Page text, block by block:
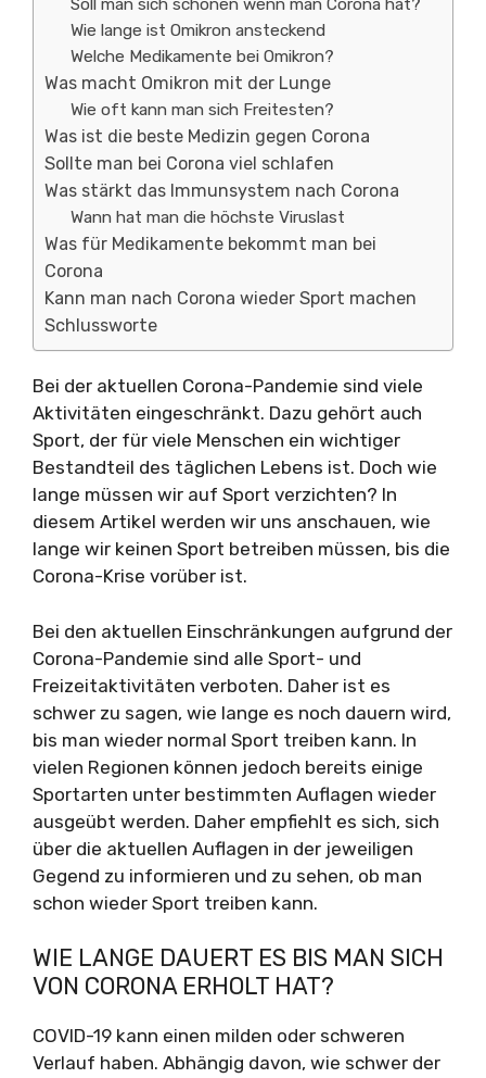
Soll man sich schonen wenn man Corona hat?
Wie lange ist Omikron ansteckend
Welche Medikamente bei Omikron?
Was macht Omikron mit der Lunge
Wie oft kann man sich Freitesten?
Was ist die beste Medizin gegen Corona
Sollte man bei Corona viel schlafen
Was stärkt das Immunsystem nach Corona
Wann hat man die höchste Viruslast
Was für Medikamente bekommt man bei
Corona
Kann man nach Corona wieder Sport machen
Schlussworte
Bei der aktuellen Corona-Pandemie sind viele
Aktivitäten eingeschränkt. Dazu gehört auch
Sport, der für viele Menschen ein wichtiger
Bestandteil des täglichen Lebens ist. Doch wie
lange müssen wir auf Sport verzichten? In
diesem Artikel werden wir uns anschauen, wie
lange wir keinen Sport betreiben müssen, bis die
Corona-Krise vorüber ist.
Bei den aktuellen Einschränkungen aufgrund der
Corona-Pandemie sind alle Sport- und
Freizeitaktivitäten verboten. Daher ist es
schwer zu sagen, wie lange es noch dauern wird,
bis man wieder normal Sport treiben kann. In
vielen Regionen können jedoch bereits einige
Sportarten unter bestimmten Auflagen wieder
ausgeübt werden. Daher empfiehlt es sich, sich
über die aktuellen Auflagen in der jeweiligen
Gegend zu informieren und zu sehen, ob man
schon wieder Sport treiben kann.
WIE LANGE DAUERT ES BIS MAN SICH
VON CORONA ERHOLT HAT?
COVID-19 kann einen milden oder schweren
Verlauf haben. Abhängig davon, wie schwer der